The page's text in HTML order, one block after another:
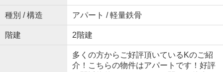
種別 / 構造 アパート / 軽量鉄骨
階建 2階建
多くの方からご好評頂いているKのご紹
介！こちらの物件はアパートです！好評